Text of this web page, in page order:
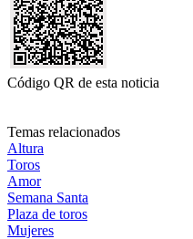
Código QR de esta noticia
Temas relacionados
Altura
Toros
Amor
Semana Santa
Plaza de toros
Mujeres